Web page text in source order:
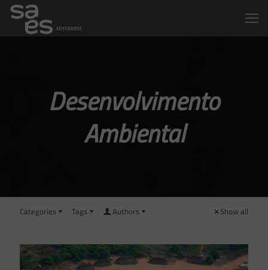
Desenvolvimento
Ambiental
Categories Tags Authors Show all